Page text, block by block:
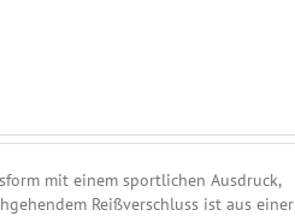
mit einem sportlichen Ausdruck,
Reißverschluss ist aus einer